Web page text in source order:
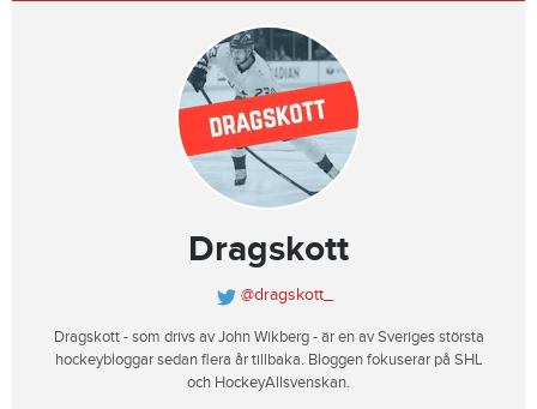
Dragskott
@dragskott_
Dragskott - som drivs av John Wikberg - är en av Sveriges största
hockeybloggar sedan flera år tillbaka. Bloggen fokuserar på SHL
och HockeyAllsvenskan.